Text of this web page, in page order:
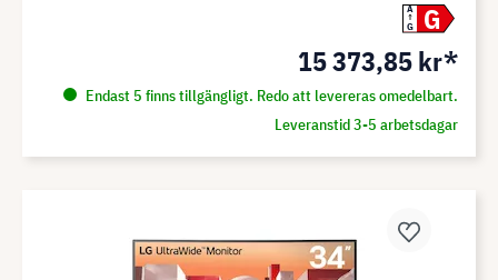
A
G
G
15 373,85 kr*
Endast 5 finns tillgängligt. Redo att levereras omedelbart.
Leveranstid 3-5 arbetsdagar